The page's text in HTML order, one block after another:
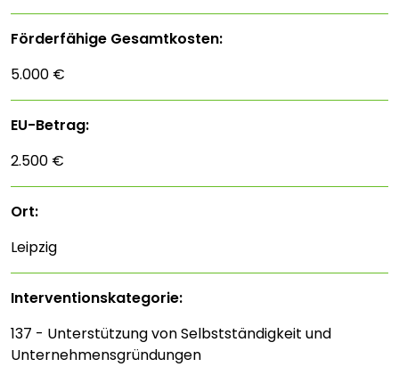
Förderfähige Gesamtkosten:
5.000 €
EU-Betrag:
2.500 €
Ort:
Leipzig
Interventions­kategorie:
137 - Unterstützung von Selbstständigkeit und
Unternehmensgründungen